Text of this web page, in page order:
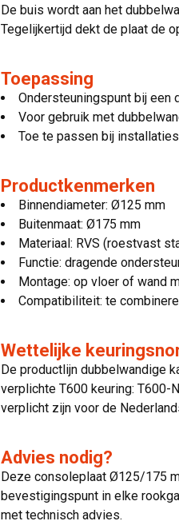
De buis wordt aan het
Tegelijkertijd dekt de plaat de
Toepassing
Ondersteuningspunt bij
Voor gebruik met
Toe te passen bij
Productkenmerken
Binnendiameter: Ø125 mm
Buitenmaat: Ø175 mm
Materiaal: RVS (roestvast
Functie: dragende
Montage: op vloer of wand
Compatibiliteit: te
Wettelijke
De productlijn dubbelwandige
verplichte T600 keuring: T600-
verplicht zijn voor de
Advies nodig?
Deze consoleplaat Ø125/175
bevestigingspunt in elke
met technisch advies.